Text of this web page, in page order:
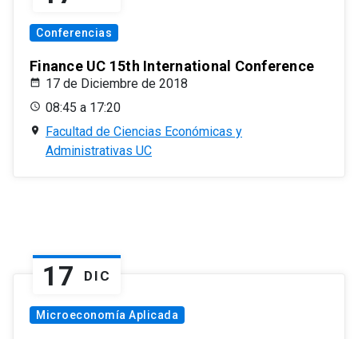
Conferencias
Finance UC 15th International Conference
17 de Diciembre de 2018
08:45 a 17:20
Facultad de Ciencias Económicas y
Administrativas UC
17 DIC
Microeconomía Aplicada